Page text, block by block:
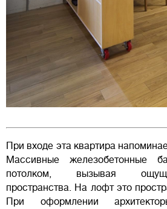
При входе эта квартира
Массивные железобетонные
потолком, вызывая
пространства. На лофт это
При оформлении